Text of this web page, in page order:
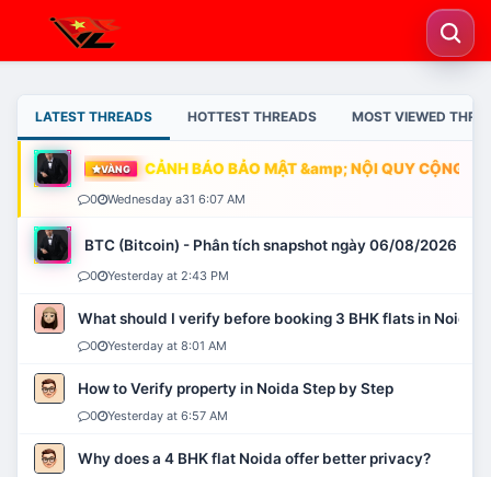
LATEST THREADS HOTTEST THREADS MOST VIEWED
VÀNG CẢNH BÁO BẢO MẬT &amp; NỘI QUY CỘNG
0 Wednesday a31 6:07 AM
BTC (Bitcoin) - Phân tích snapshot ngày 06/08/2026
0 Yesterday at 2:43 PM
What should I verify before booking 3 BHK flats in Noida?
0 Yesterday at 8:01 AM
How to Verify property in Noida Step by Step
0 Yesterday at 6:57 AM
Why does a 4 BHK flat Noida offer better privacy?